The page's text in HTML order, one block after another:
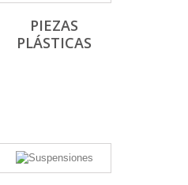
PIEZAS
PLÁSTICAS